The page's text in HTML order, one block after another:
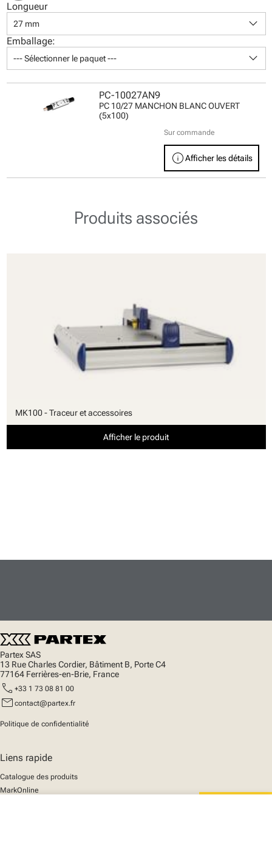
Longueur
27 mm keyboard_arrow_down
Emballage:
--- Sélectionner le paquet --- keyboard_arrow_down
PC-10027AN9
PC 10/27 MANCHON BLANC OUVERT
(5x100)
Sur commande
infoAfficher les détails
Produits associés
MK100 - Traceur et accessoires
Afficher le produit
Partex SAS
13 Rue Charles Cordier, Bâtiment B, Porte C4
77164 Ferrières-en-Brie, France
call +33 1 73 08 81 00
mail contact@partex.fr
Politique de confidentialité
Liens rapide
Catalogue des produits
MarkOnline